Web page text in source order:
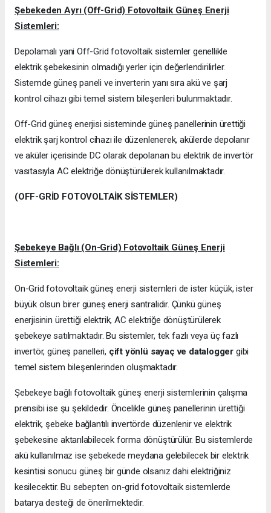
Şebekeden Ayrı (Off-Grid) Fotovoltaik Güneş Enerji
Sistemleri:
Depolamalı yani Off-Grid fotovoltaik sistemler genellikle
elektrik şebekesinin olmadığı yerler için değerlendirilirler.
Sistemde güneş paneli ve inverterin yanı sıra akü ve şarj
kontrol cihazı gibi temel sistem bileşenleri bulunmaktadır.
Off-Grid güneş enerjisi sisteminde güneş panellerinin ürettiği
elektrik şarj kontrol cihazı ile düzenlenerek, akülerde depolanır
ve aküler içerisinde DC olarak depolanan bu elektrik de invertör
vasıtasıyla AC elektriğe dönüştürülerek kullanılmaktadır.
(OFF-GRİD FOTOVOLTAİK SİSTEMLER)
Şebekeye Bağlı (On-Grid) Fotovoltaik Güneş Enerji
Sistemleri:
On-Grid fotovoltaik güneş enerji sistemleri de ister küçük, ister
büyük olsun birer güneş enerji santralidir. Çünkü güneş
enerjisinin ürettiği elektrik, AC elektriğe dönüştürülerek
şebekeye satılmaktadır. Bu sistemler, tek fazlı veya üç fazlı
invertör, güneş panelleri, çift yönlü sayaç ve datalogger gibi
temel sistem bileşenlerinden oluşmaktadır.
Şebekeye bağlı fotovoltaik güneş enerji sistemlerinin çalışma
prensibi ise şu şekildedir. Öncelikle güneş panellerinin ürettiği
elektrik, şebeke bağlantılı invertörde düzenlenir ve elektrik
şebekesine aktarılabilecek forma dönüştürülür. Bu sistemlerde
akü kullanılmaz ise şebekede meydana gelebilecek bir elektrik
kesintisi sonucu güneş bir günde olsanız dahi elektriğiniz
kesilecektir. Bu sebepten on-grid fotovoltaik sistemlerde
batarya desteği de önerilmektedir.